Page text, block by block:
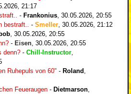
21:17
- Frankonius 30.05.2026, 20:55
bestraft..
- Smeller 30.05.2026, 21:12
bob 30.05.2026, 20:55
- Eisen 30.05.2026, 20:55
denn? - Chill-Instructor
Ruhepuls von 60" - Roland
Feueraugen - Dietmarson